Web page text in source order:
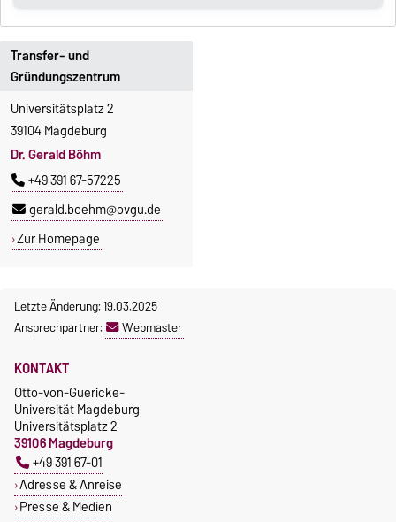
Transfer- und
Gründungszentrum
Universitätsplatz 2
39104 Magdeburg
Dr. Gerald Böhm
+49 391 67-57225
gerald.boehm@ovgu.de
Zur Homepage
Letzte Änderung: 19.03.2025
Ansprechpartner:
Webmaster
KONTAKT
Otto-von-Guericke-
Universität Magdeburg
Universitätsplatz 2
39106 Magdeburg
+49 391 67-01
Adresse & Anreise
Presse & Medien